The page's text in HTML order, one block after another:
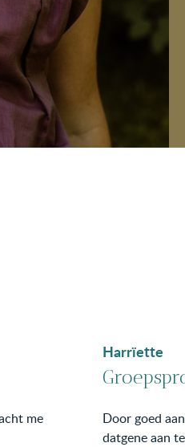
me
Harrïette
Door goed
datgene aan